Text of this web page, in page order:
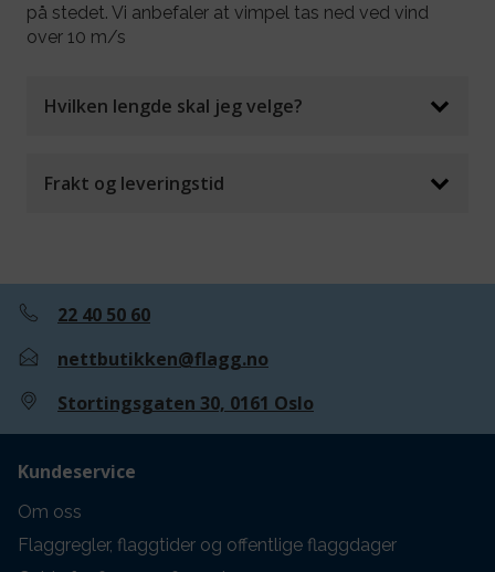
på stedet. Vi anbefaler at vimpel tas ned ved vind
over 10 m/s
Hvilken lengde skal jeg velge?
Frakt og leveringstid
22 40 50 60
nettbutikken@flagg.no
Stortingsgaten 30, 0161 Oslo
Kundeservice
Om oss
Flaggregler, flaggtider og offentlige flaggdager